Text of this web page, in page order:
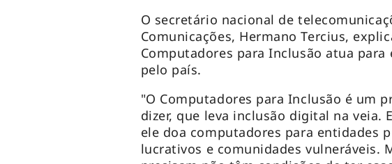
O secretário nacional de
Comunicações, Hermano Tercius,
Computadores para Inclusão atua
pelo país.
"O Computadores para Inclusão é um
dizer, que leva inclusão digital na veia.
ele doa computadores para entidades
lucrativos e comunidades vulneráveis.